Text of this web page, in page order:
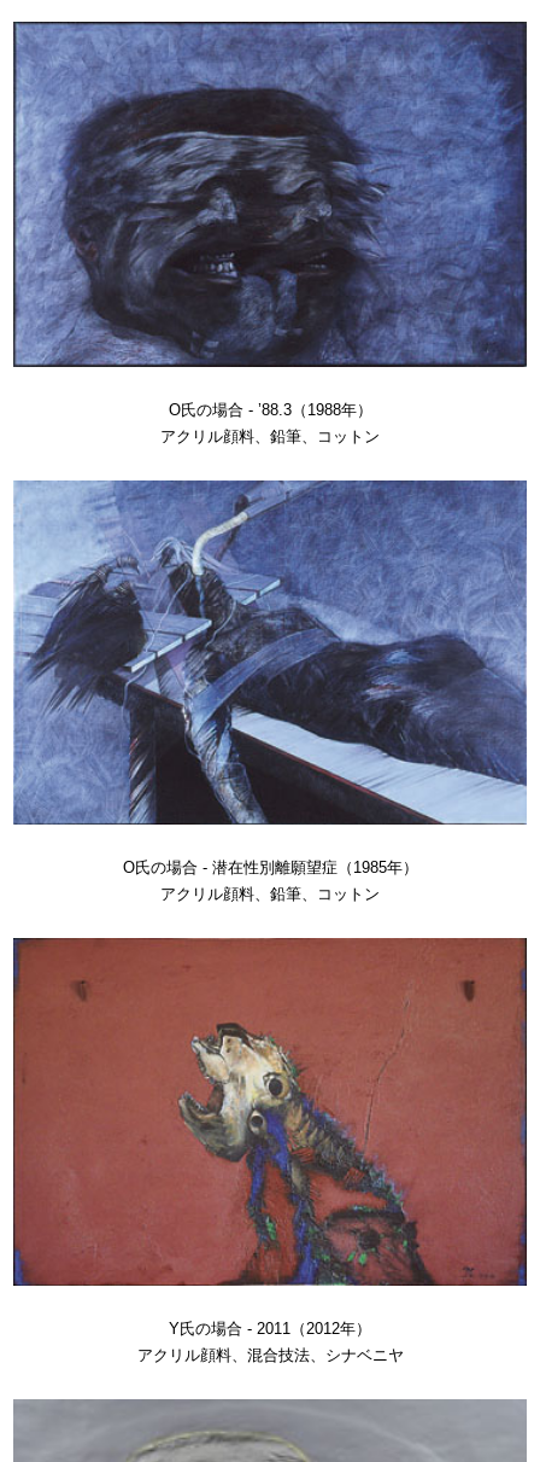
O氏の場合 - ’88.3（1988年）
アクリル顔料、鉛筆、コットン
O氏の場合 - 潜在性別離願望症（1985年）
アクリル顔料、鉛筆、コットン
Y氏の場合 - 2011（2012年）
アクリル顔料、混合技法、シナベニヤ